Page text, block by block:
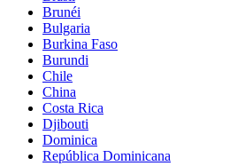
Brunéi
Bulgaria
Burkina Faso
Burundi
Chile
China
Costa Rica
Djibouti
Dominica
República Dominicana